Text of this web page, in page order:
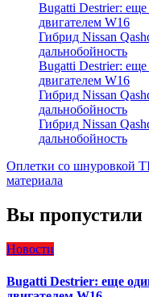
Bugatti Destrier:
двигателем W16
Гибрид Nissan
дальнобойность
Bugatti Destrier:
двигателем W16
Гибрид Nissan
дальнобойность
Гибрид Nissan
дальнобойность
Оплетки со шнуровкой
материала
Вы пропустили
Новости
Bugatti Destrier: еще